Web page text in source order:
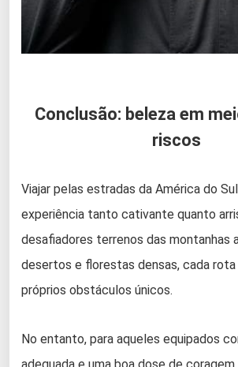
Conclusão: beleza em
riscos
Viajar pelas estradas da América do
experiência tanto cativante quanto
desafiadores terrenos das montanhas
desertos e florestas densas, cada
próprios obstáculos únicos.
No entanto, para aqueles equipados